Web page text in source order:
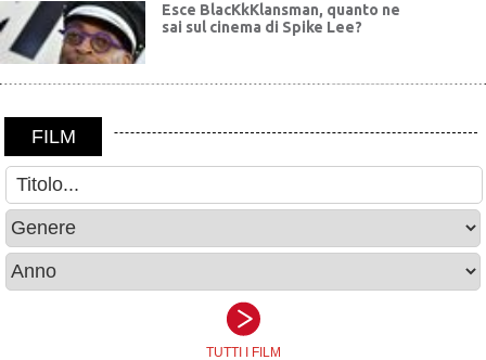
Esce BlacKkKlansman, quanto ne
sai sul cinema di Spike Lee?